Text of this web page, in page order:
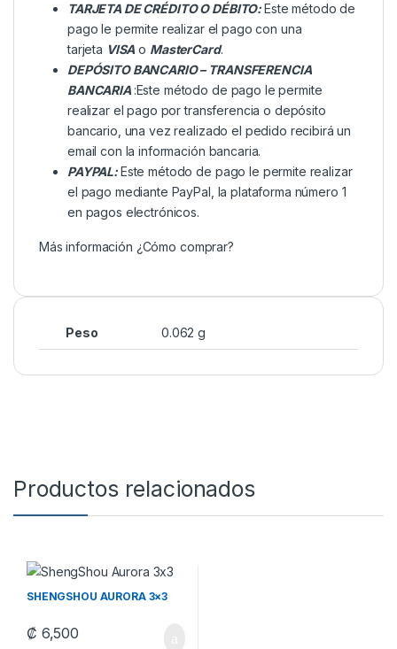
TARJETA DE CRÉDITO O DÉBITO:Este método de
pago le permite realizar el pago con una
tarjeta VISA o MasterCard.
DEPÓSITO BANCARIO – TRANSFERENCIA
BANCARIA :Este método de pago le permite
realizar el pago por transferencia o depósito
bancario, una vez realizado el pedido recibirá un
email con la información bancaria.
PAYPAL:Este método de pago le permite realizar
el pago mediante PayPal, la plataforma número 1
en pagos electrónicos.
Más información ¿Cómo comprar?
Peso 0.062 g
Productos relacionados
SHENGSHOU AURORA 3×3
₡ 6,500